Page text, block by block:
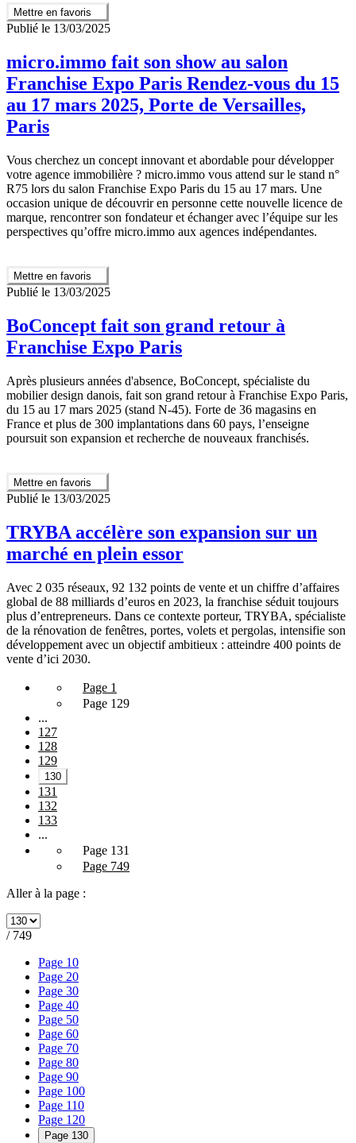
Mettre en favoris
Publié le 13/03/2025
micro.immo fait son show au salon
Franchise Expo Paris Rendez-vous du 15
au 17 mars 2025, Porte de Versailles,
Paris
Vous cherchez un concept innovant et abordable pour développer
votre agence immobilière ? micro.immo vous attend sur le stand n°
R75 lors du salon Franchise Expo Paris du 15 au 17 mars. Une
occasion unique de découvrir en personne cette nouvelle licence de
marque, rencontrer son fondateur et échanger avec l’équipe sur les
perspectives qu’offre micro.immo aux agences indépendantes.
Mettre en favoris
Publié le 13/03/2025
BoConcept fait son grand retour à
Franchise Expo Paris
Après plusieurs années d'absence, BoConcept, spécialiste du
mobilier design danois, fait son grand retour à Franchise Expo Paris,
du 15 au 17 mars 2025 (stand N-45). Forte de 36 magasins en
France et plus de 300 implantations dans 60 pays, l’enseigne
poursuit son expansion et recherche de nouveaux franchisés.
Mettre en favoris
Publié le 13/03/2025
TRYBA accélère son expansion sur un
marché en plein essor
Avec 2 035 réseaux, 92 132 points de vente et un chiffre d’affaires
global de 88 milliards d’euros en 2023, la franchise séduit toujours
plus d’entrepreneurs. Dans ce contexte porteur, TRYBA, spécialiste
de la rénovation de fenêtres, portes, volets et pergolas, intensifie son
développement avec un objectif ambitieux : atteindre 400 points de
vente d’ici 2030.
Page 1
Page 129
...
127
128
129
130
131
132
133
...
Page 131
Page 749
Aller à la page :
/ 749
Page 10
Page 20
Page 30
Page 40
Page 50
Page 60
Page 70
Page 80
Page 90
Page 100
Page 110
Page 120
Page 130